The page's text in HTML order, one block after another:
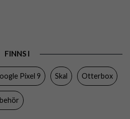
Trådlös laddning-kompatibel
Genomskinlig
Hårdplast (PC), Mjukplast (TPU)
FINNS I
Pixel 9 Skal Otterbox